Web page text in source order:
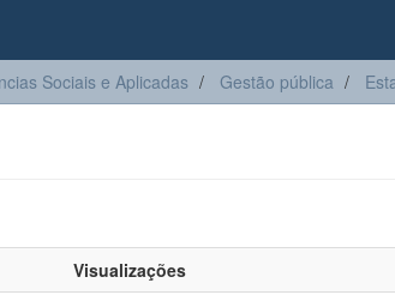
Sociais e Aplicadas Gestão pública
Visualizações